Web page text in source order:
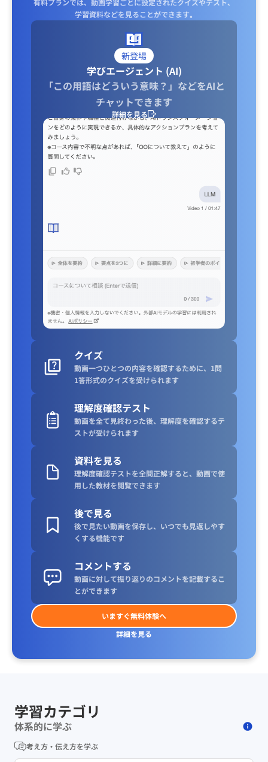
有料プランでは、動画学習ごとに設定されたクイズやテスト、
学習資料などを見ることができます｡
新登場
学びエージェント (AI)
「この用語はどういう意味？」などをAIと
チャットできます
詳細を見る
クイズ
動画一つひとつの内容を確認するために、1問
1答形式のクイズを受けられます
理解度確認テスト
動画を全て見終わった後、理解度を確認するテ
ストが受けられます
資料を見る
理解度確認テストを全問正解すると、動画で使
用した教材を閲覧できます
後で見る
後で見たい動画を保存し、いつでも見返しやす
くする機能です
コメントする
動画に対して振り返りのコメントを記載するこ
とができます
いますぐ無料体験へ
詳細を見る
学習カテゴリ
体系的に学ぶ
考え方・伝え方を学ぶ